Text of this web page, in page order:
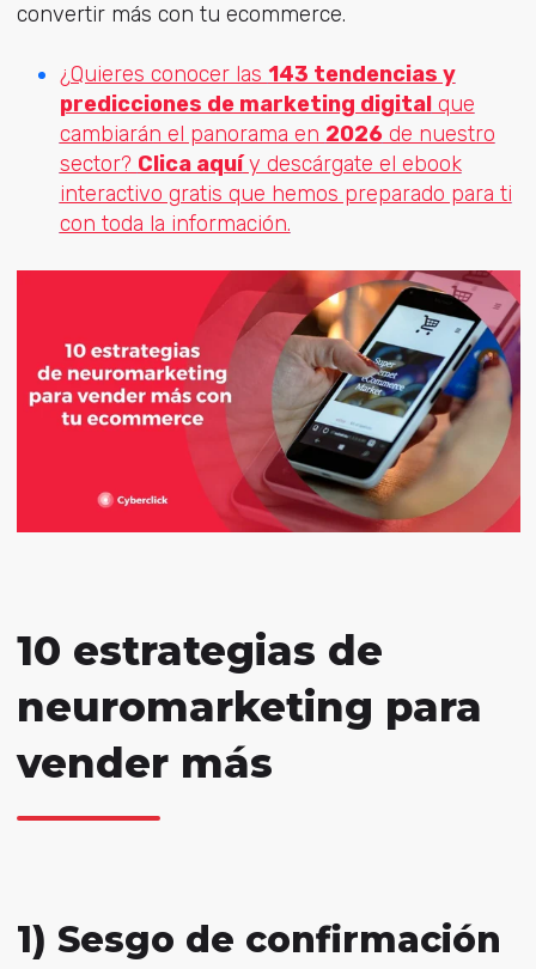
convertir más con tu ecommerce.
¿Quieres conocer las 143 tendencias y
predicciones de marketing digitalque
cambiarán el panorama en 2026de nuestro
sector? Clica aquíy descárgate el ebook
interactivo gratis que hemos preparado para ti
con toda la información.
10 estrategias de
neuromarketing para
vender más
1) Sesgo de confirmación